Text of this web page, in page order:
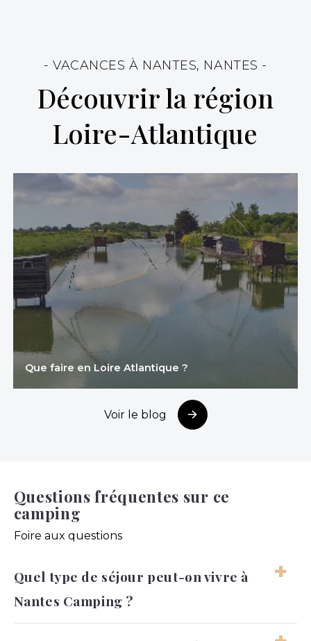
- VACANCES À NANTES, NANTES -
Découvrir la région
Loire-Atlantique
Que faire en Loire Atlantique ?
Voir le blog
Questions fréquentes sur ce
camping
Foire aux questions
Quel type de séjour peut-on vivre à
Nantes Camping ?
On peut s’attendre à des vacances